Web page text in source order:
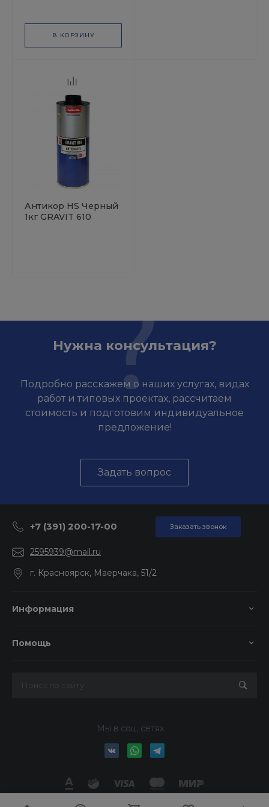
В КОРЗИНУ
Антикор HS Черный
1кг GRAVIT 610
Нужна консультация?
Подробно расскажем о наших услугах, видах
работ и типовых проектах, рассчитаем
стоимость и подготовим индивидуальное
предложение!
Задать вопрос
+7 (391) 200-17-00 Заказать звонок
2595939@mail.ru
г. Красноярск, Маерчака, 51/2
Информация
Помощь
Мы в соц. сетях